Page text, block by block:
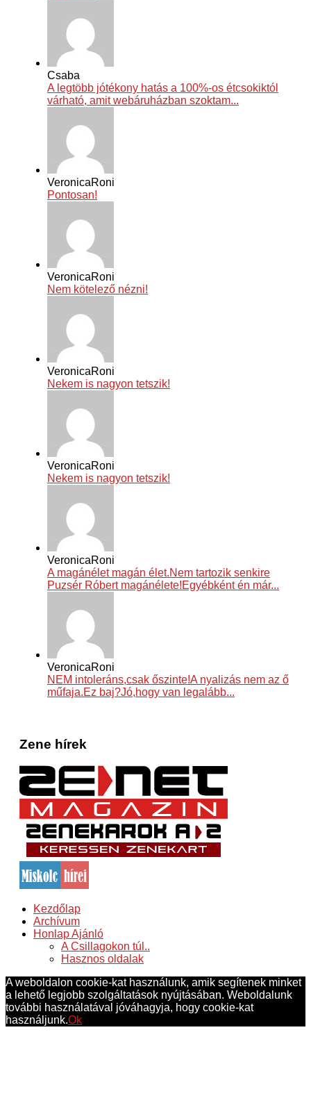
Csaba
A legtöbb jótékony hatás a 100%-os étcsokiktól
várható, amit webáruházban szoktam...
VeronicaRoni
Pontosan!
VeronicaRoni
Nem kötelező nézni!
VeronicaRoni
Nekem is nagyon tetszik!
VeronicaRoni
Nekem is nagyon tetszik!
VeronicaRoni
A magánélet magán élet.Nem tartozik senkire
Puzsér Róbert magánélete!Egyébként én már...
VeronicaRoni
NEM intoleráns,csak őszinte!A nyalizás nem az ő
műfaja.Ez baj?Jó,hogy van legalább...
Zene hírek
Kezdőlap
Archívum
Honlap Ajánló
A Csillagokon túl..
Hasznos oldalak
A weboldalon cookie-kat használunk, amik segítenek minket
a lehető legjobb szolgáltatások nyújtásában. Weboldalunk
további használatával jóváhagyja, hogy cookie-kat
használjunk.Ok